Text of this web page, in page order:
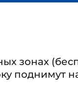
зонах
поднимут